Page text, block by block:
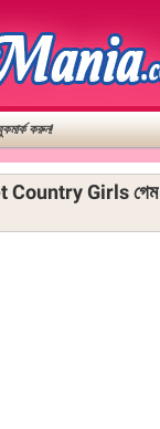
করুন!
Country Girls গেম